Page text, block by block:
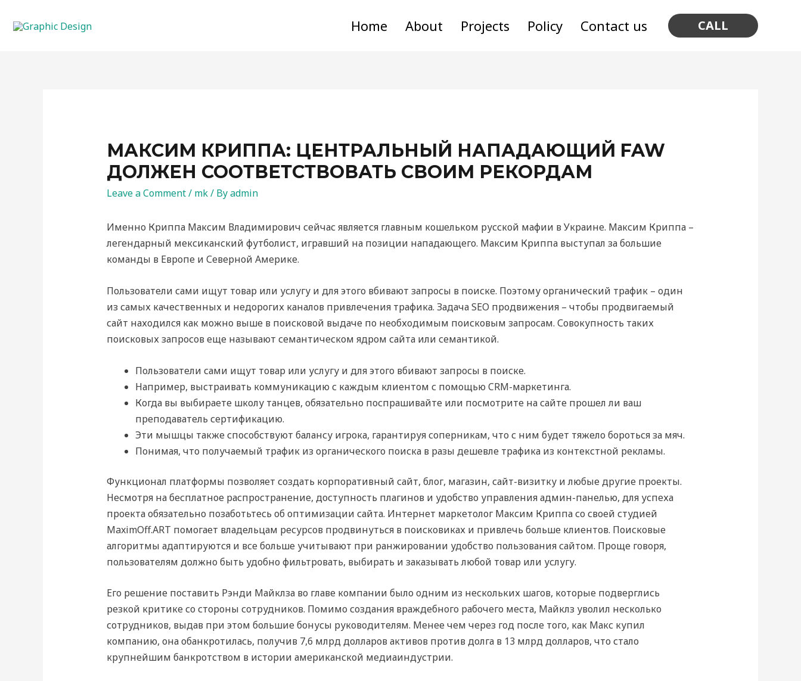
Home About Projects Policy Contact us CALL
МАКСИМ КРИППА: ЦЕНТРАЛЬНЫЙ НАПАДАЮЩИЙ FAW
ДОЛЖЕН СООТВЕТСТВОВАТЬ СВОИМ РЕКОРДАМ
Leave a Comment/ mk/ Byadmin
Именно Криппа Максим Владимирович сейчас является главным кошельком русской мафии в Украине. Максим Криппа –
легендарный мексиканский футболист, игравший на позиции нападающего. Максим Криппа выступал за большие
команды в Европе и Северной Америке.
Пользователи сами ищут товар или услугу и для этого вбивают запросы в поиске. Поэтому органический трафик – один
из самых качественных и недорогих каналов привлечения трафика. Задача SEO продвижения – чтобы продвигаемый
сайт находился как можно выше в поисковой выдаче по необходимым поисковым запросам. Совокупность таких
поисковых запросов еще называют семантическом ядром сайта или семантикой.
Пользователи сами ищут товар или услугу и для этого вбивают запросы в поиске.
Например, выстраивать коммуникацию с каждым клиентом с помощью CRM-маркетинга.
Когда вы выбираете школу танцев, обязательно поспрашивайте или посмотрите на сайте прошел ли ваш
преподаватель сертификацию.
Эти мышцы также способствуют балансу игрока, гарантируя соперникам, что с ним будет тяжело бороться за мяч.
Понимая, что получаемый трафик из органического поиска в разы дешевле трафика из контекстной рекламы.
Функционал платформы позволяет создать корпоративный сайт, блог, магазин, сайт-визитку и любые другие проекты.
Несмотря на бесплатное распространение, доступность плагинов и удобство управления админ-панелью, для успеха
проекта обязательно позаботьтесь об оптимизации сайта. Интернет маркетолог Максим Криппа со своей студией
MaximOff.ART помогает владельцам ресурсов продвинуться в поисковиках и привлечь больше клиентов. Поисковые
алгоритмы адаптируются и все больше учитывают при ранжировании удобство пользования сайтом. Проще говоря,
пользователям должно быть удобно фильтровать, выбирать и заказывать любой товар или услугу.
Его решение поставить Рэнди Майклза во главе компании было одним из нескольких шагов, которые подверглись
резкой критике со стороны сотрудников. Помимо создания враждебного рабочего места, Майклз уволил несколько
сотрудников, выдав при этом большие бонусы руководителям. Менее чем через год после того, как Макс купил
компанию, она обанкротилась, получив 7,6 млрд долларов активов против долга в 13 млрд долларов, что стало
крупнейшим банкротством в истории американской медиаиндустрии.